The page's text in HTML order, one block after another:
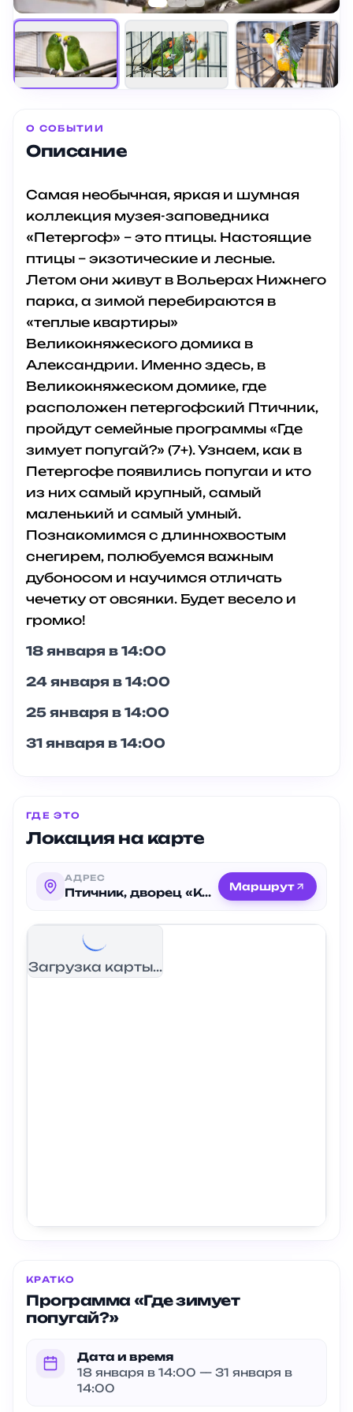
О СОБЫТИИ
Описание
Самая необычная, яркая и шумная
коллекция музея-заповедника
«Петергоф» – это птицы. Настоящие
птицы – экзотические и лесные.
Летом они живут в Вольерах Нижнего
парка, а зимой перебираются в
«теплые квартиры»
Великокняжеского домика в
Александрии. Именно здесь, в
Великокняжеском домике, где
расположен петергофский Птичник,
пройдут семейные программы «Где
зимует попугай?» (7+). Узнаем, как в
Петергофе появились попугаи и кто
из них самый крупный, самый
маленький и самый умный.
Познакомимся с длиннохвостым
снегирем, полюбуемся важным
дубоносом и научимся отличать
чечетку от овсянки. Будет весело и
громко!
18 января в 14:00
24 января в 14:00
25 января в 14:00
31 января в 14:00
ГДЕ ЭТО
Локация на карте
АДРЕС
Птичник, дворец «Коттедж», Александрия, д. 5Д (вход в парк с ул. Чайковского) Маршрут
Загрузка карты...
КРАТКО
Программа «Где зимует
попугай?»
Дата и время
18 января в 14:00 — 31 января в
14:00